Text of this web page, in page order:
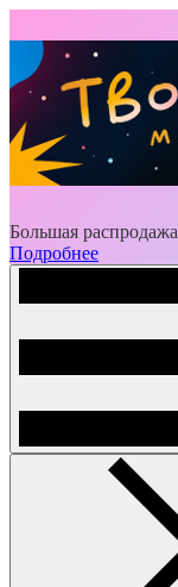
Большая
Подробнее